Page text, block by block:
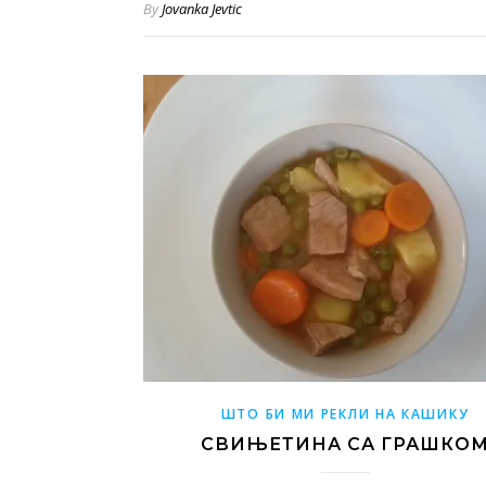
ByJovanka Jevtic
ШТО БИ МИ РЕКЛИ НА КАШИКУ
СВИЊЕТИНА СА